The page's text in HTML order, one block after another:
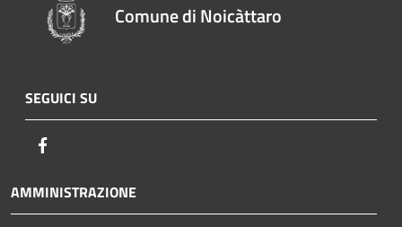
Comune di Noicàttaro
SEGUICI SU
AMMINISTRAZIONE